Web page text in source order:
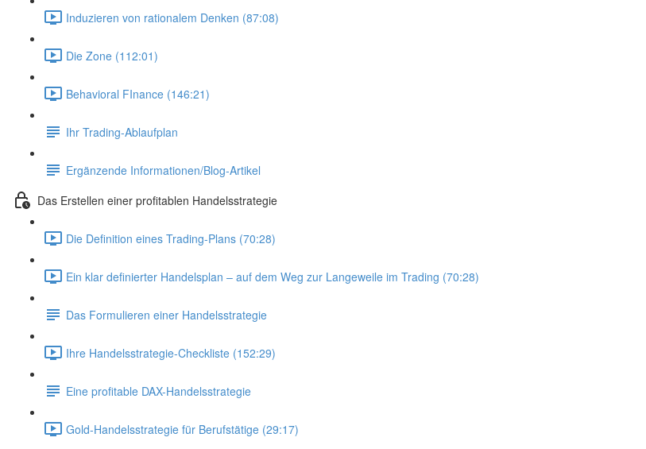
Induzieren von rationalem Denken (87:08)
Die Zone (112:01)
Behavioral FInance (146:21)
Ihr Trading-Ablaufplan
Ergänzende Informationen/Blog-Artikel
Das Erstellen einer profitablen Handelsstrategie
Die Definition eines Trading-Plans (70:28)
Ein klar definierter Handelsplan – auf dem Weg zur Langeweile im Trading (70:28)
Das Formulieren einer Handelsstrategie
Ihre Handelsstrategie-Checkliste (152:29)
Eine profitable DAX-Handelsstrategie
Gold-Handelsstrategie für Berufstätige (29:17)